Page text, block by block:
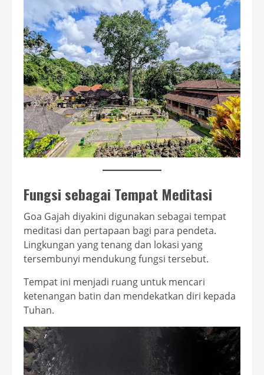
Fungsi sebagai Tempat Meditasi
Goa Gajah diyakini digunakan sebagai tempat
meditasi dan pertapaan bagi para pendeta.
Lingkungan yang tenang dan lokasi yang
tersembunyi mendukung fungsi tersebut.
Tempat ini menjadi ruang untuk mencari
ketenangan batin dan mendekatkan diri kepada
Tuhan.